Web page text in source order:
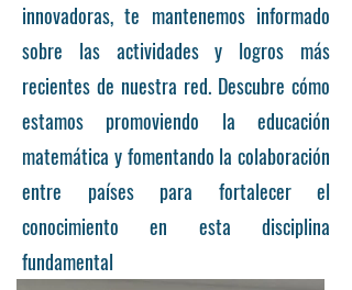
innovadoras, te mantenemos informado
sobre las actividades y logros más
recientes de nuestra red. Descubre cómo
estamos promoviendo la educación
matemática y fomentando la colaboración
entre países para fortalecer el
conocimiento en esta disciplina
fundamental